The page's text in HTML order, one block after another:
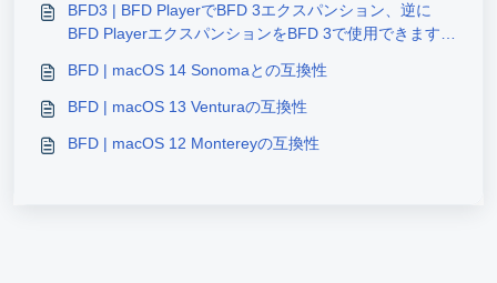
BFD3 | BFD PlayerでBFD 3エクスパンション、逆に
BFD PlayerエクスパンションをBFD 3で使用できます
BFD | macOS 14 Sonomaとの互換性
BFD | macOS 13 Venturaの互換性
BFD | macOS 12 Montereyの互換性